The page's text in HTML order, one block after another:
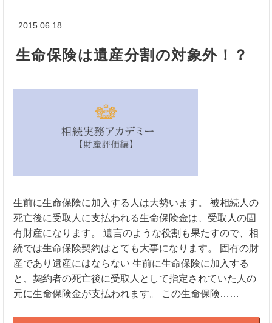
2015.06.18
生命保険は遺産分割の対象外！？
生前に生命保険に加入する人は大勢います。 被相続人の
死亡後に受取人に支払われる生命保険金は、受取人の固
有財産になります。 遺言のような役割も果たすので、相
続では生命保険契約はとても大事になります。 固有の財
産であり遺産にはならない 生前に生命保険に加入する
と、契約者の死亡後に受取人として指定されていた人の
元に生命保険金が支払われます。 この生命保険……